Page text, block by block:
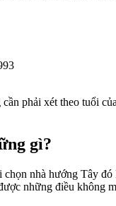
phải xét theo tuổi
gì?
nhà hướng Tây
những điều không